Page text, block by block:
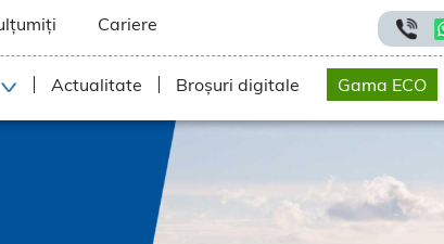
Cariere
Actualitate Broșuri digitale Gama ECO